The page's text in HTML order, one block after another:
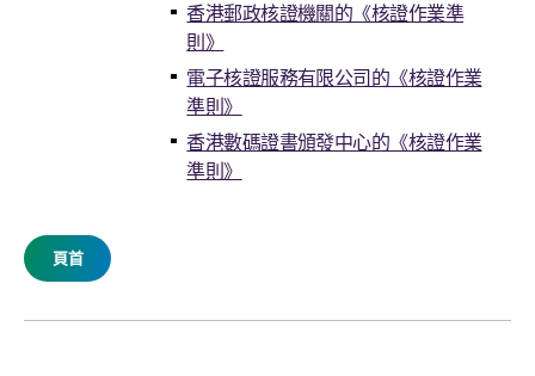
香港郵政核證機關的《核證作業準
則》
電子核證服務有限公司的《核證作業
準則》
香港數碼證書頒發中心的《核證作業
準則》
頁首